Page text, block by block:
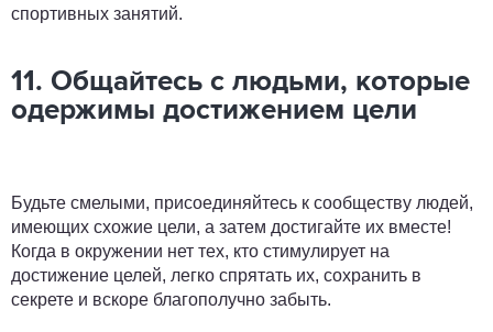
спортивных занятий.
11. Общайтесь с людьми, которые
одержимы достижением цели
Будьте смелыми, присоединяйтесь к сообществу людей,
имеющих схожие цели, а затем достигайте их вместе!
Когда в окружении нет тех, кто стимулирует на
достижение целей, легко спрятать их, сохранить в
секрете и вскоре благополучно забыть.